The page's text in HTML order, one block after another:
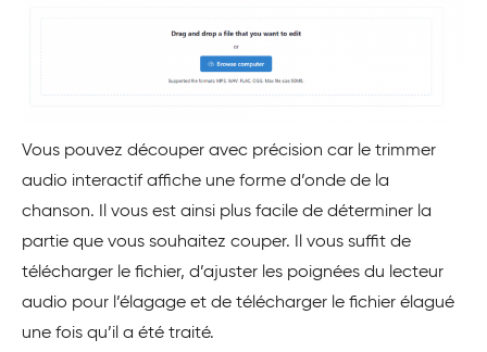
Vous pouvez découper avec précision car le trimmer
audio interactif affiche une forme d’onde de la
chanson. Il vous est ainsi plus facile de déterminer la
partie que vous souhaitez couper. Il vous suffit de
télécharger le fichier, d’ajuster les poignées du lecteur
audio pour l’élagage et de télécharger le fichier élagué
une fois qu’il a été traité.